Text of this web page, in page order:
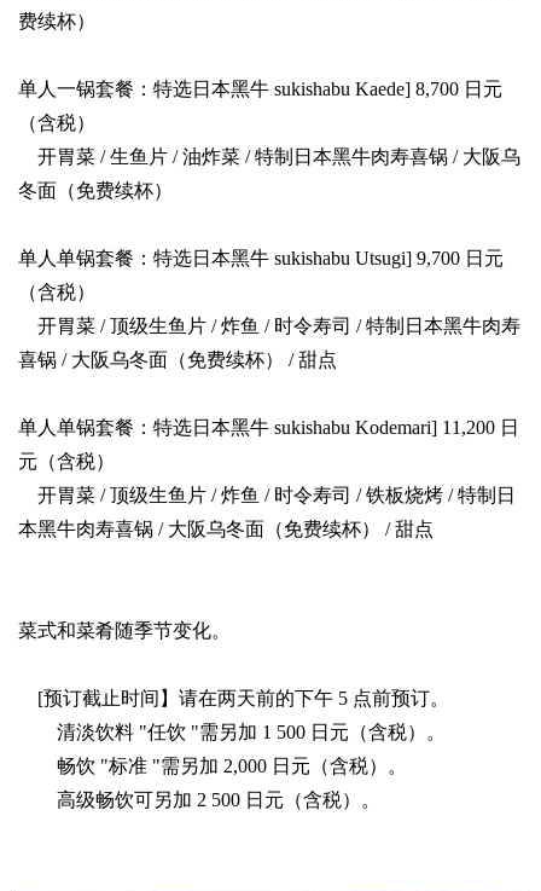
费续杯）
单人一锅套餐：特选日本黑牛 sukishabu Kaede] 8,700 日元
（含税）
开胃菜 / 生鱼片 / 油炸菜 / 特制日本黑牛肉寿喜锅 / 大阪乌
冬面（免费续杯）
单人单锅套餐：特选日本黑牛 sukishabu Utsugi] 9,700 日元
（含税）
开胃菜 / 顶级生鱼片 / 炸鱼 / 时令寿司 / 特制日本黑牛肉寿
喜锅 / 大阪乌冬面（免费续杯） / 甜点
单人单锅套餐：特选日本黑牛 sukishabu Kodemari] 11,200 日
元（含税）
开胃菜 / 顶级生鱼片 / 炸鱼 / 时令寿司 / 铁板烧烤 / 特制日
本黑牛肉寿喜锅 / 大阪乌冬面（免费续杯） / 甜点
菜式和菜肴随季节变化。
[预订截止时间】请在两天前的下午 5 点前预订。
清淡饮料 "任饮 "需另加 1 500 日元（含税）。
畅饮 "标准 "需另加 2,000 日元（含税）。
高级畅饮可另加 2 500 日元（含税）。